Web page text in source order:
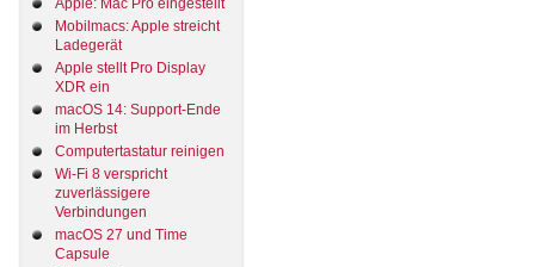
Apple: Mac Pro eingestellt
Mobilmacs: Apple streicht
Ladegerät
Apple stellt Pro Display
XDR ein
macOS 14: Support-Ende
im Herbst
Computertastatur reinigen
Wi-Fi 8 verspricht
zuverlässigere
Verbindungen
macOS 27 und Time
Capsule